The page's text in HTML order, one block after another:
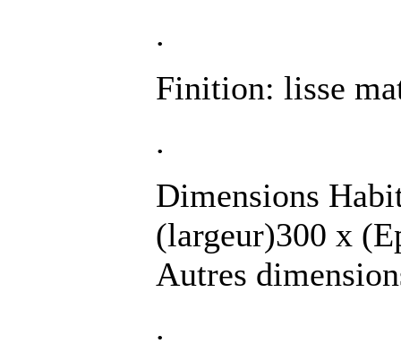
.
Finition: lisse
.
Dimensions
(largeur)300 x
Autres
.